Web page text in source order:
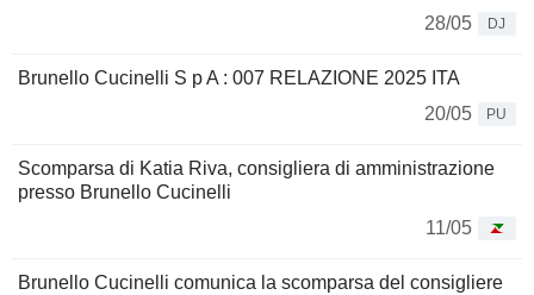
28/05
DJ
Brunello Cucinelli S p A : 007 RELAZIONE 2025 ITA
20/05
PU
Scomparsa di Katia Riva, consigliera di amministrazione
presso Brunello Cucinelli
11/05
Brunello Cucinelli comunica la scomparsa del consigliere